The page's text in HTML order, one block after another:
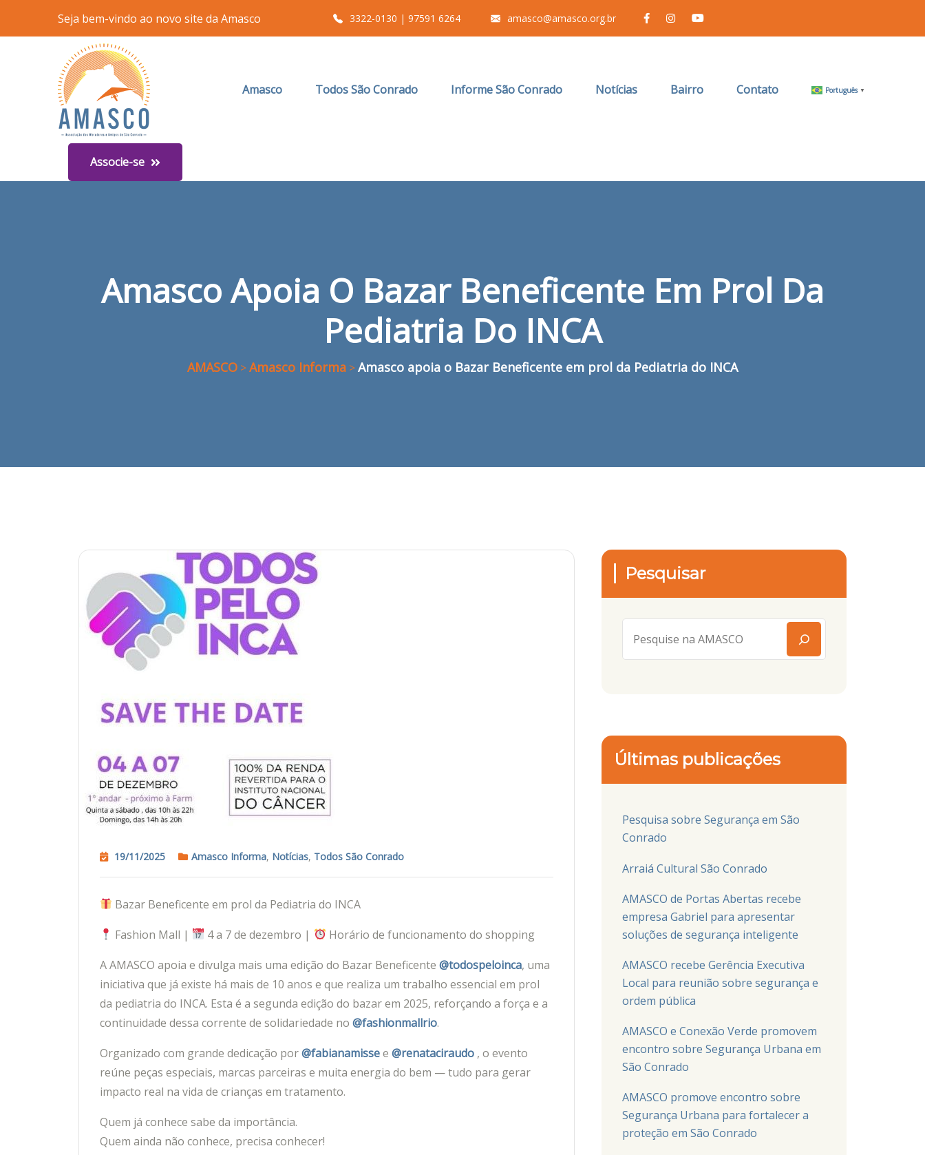
Seja bem-vindo ao novo site da Amasco 3322-0130 | 97591 6264 amasco@amasco.org.br
Amasco Todos São Conrado Informe São Conrado Notícias Bairro Contato Português ▼
Associe-se
Amasco Apoia O Bazar Beneficente Em Prol Da
Pediatria Do INCA
AMASCO >Amasco Informa >Amasco apoia o Bazar Beneficente em prol da Pediatria do INCA
19/11/2025 Amasco Informa, Notícias, Todos São Conrado
Bazar Beneficente em prol da Pediatria do INCA
Fashion Mall |
4 a 7 de dezembro |
Horário de funcionamento do shopping
A AMASCO apoia e divulga mais uma edição do Bazar Beneficente @todospeloinca, uma
iniciativa que já existe há mais de 10 anos e que realiza um trabalho essencial em prol
da pediatria do INCA. Esta é a segunda edição do bazar em 2025, reforçando a força e a
continuidade dessa corrente de solidariedade no @fashionmallrio.
Organizado com grande dedicação por@fabianamissee @renataciraudo , o evento
reúne peças especiais, marcas parceiras e muita energia do bem — tudo para gerar
impacto real na vida de crianças em tratamento.
Quem já conhece sabe da importância.
Quem ainda não conhece, precisa conhecer!
Pesquisar
Últimas publicações
Pesquisa sobre Segurança em São
Conrado
Arraiá Cultural São Conrado
AMASCO de Portas Abertas recebe
empresa Gabriel para apresentar
soluções de segurança inteligente
AMASCO recebe Gerência Executiva
Local para reunião sobre segurança e
ordem pública
AMASCO e Conexão Verde promovem
encontro sobre Segurança Urbana em
São Conrado
AMASCO promove encontro sobre
Segurança Urbana para fortalecer a
proteção em São Conrado